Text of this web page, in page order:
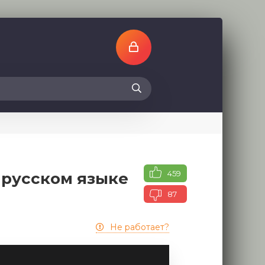
языке 459
87
Не работает?